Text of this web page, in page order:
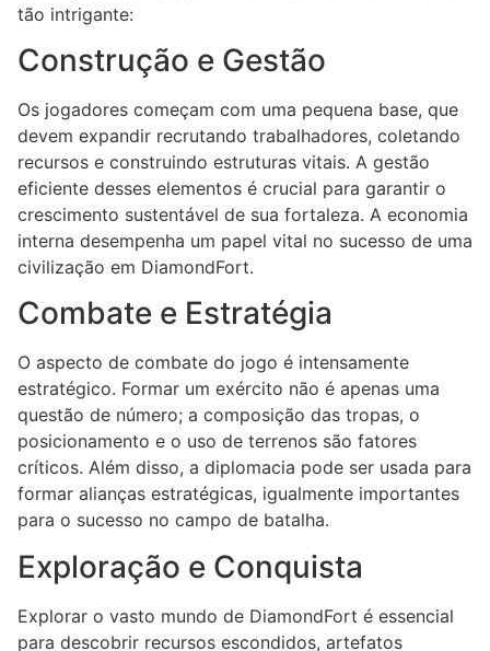
tão intrigante:
Construção e Gestão
Os jogadores começam com uma pequena base, que
devem expandir recrutando trabalhadores, coletando
recursos e construindo estruturas vitais. A gestão
eficiente desses elementos é crucial para garantir o
crescimento sustentável de sua fortaleza. A economia
interna desempenha um papel vital no sucesso de uma
civilização em DiamondFort.
Combate e Estratégia
O aspecto de combate do jogo é intensamente
estratégico. Formar um exército não é apenas uma
questão de número; a composição das tropas, o
posicionamento e o uso de terrenos são fatores
críticos. Além disso, a diplomacia pode ser usada para
formar alianças estratégicas, igualmente importantes
para o sucesso no campo de batalha.
Exploração e Conquista
Explorar o vasto mundo de DiamondFort é essencial
para descobrir recursos escondidos, artefatos